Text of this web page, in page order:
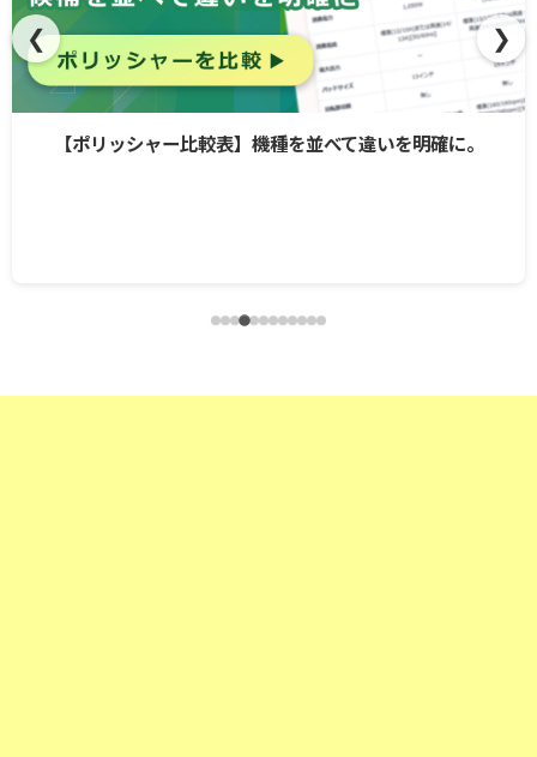
【ポリッシャー比較表】機種を並べて違いを明確に。
❮ ❯